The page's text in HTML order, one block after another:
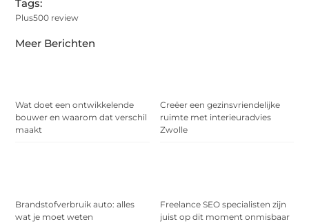
Meer Berichten
Wat doet een ontwikkelende
bouwer en waarom dat verschil
maakt
Creëer een gezinsvriendelijke
ruimte met interieuradvies
Zwolle
Brandstofverbruik auto: alles
wat je moet weten
Freelance SEO specialisten zijn
juist op dit moment onmisbaar
Tags:
Plus500 review